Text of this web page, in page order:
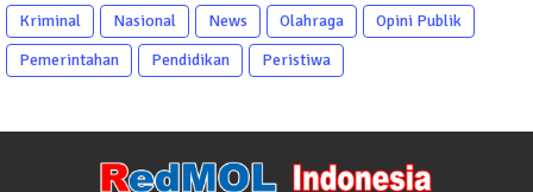
Kriminal
Nasional News Olahraga
Opini Publik
Pemerintahan
Pendidikan Peristiwa